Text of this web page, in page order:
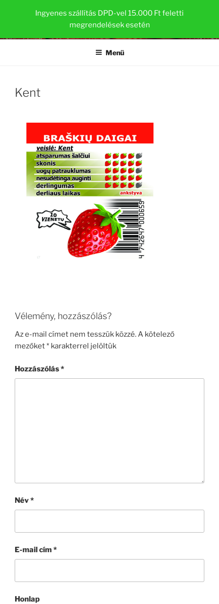
Ingyenes szállítás DPD-vel 15.000 Ft feletti
megrendelések esetén
EPERPALANTA.HU
Egészséges és erős növények a TOP-PLANT ™ cégtől
Menü
Kent
Vélemény, hozzászólás?
Az e-mail címet nem tesszük közzé.A kötelező
mezőket* karakterrel jelöltük
Hozzászólás*
Név*
E-mail cím*
Honlap